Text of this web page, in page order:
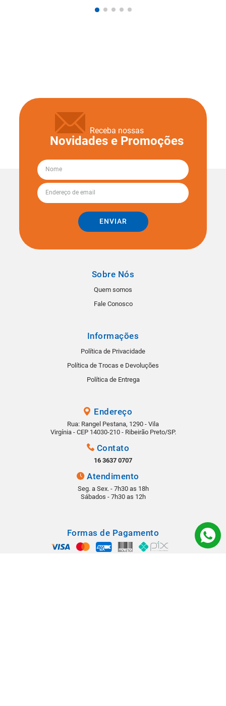
Receba nossas
Novidades e Promoções
ENVIAR
Sobre Nós
Quem somos
Fale Conosco
Informações
Política de Privacidade
Política de Trocas e Devoluções
Política de Entrega
Endereço
Rua: Rangel Pestana, 1290 - Vila
Virgínia - CEP 14030-210 - Ribeirão Preto/SP.
Contato
16 3637 0707
Atendimento
Seg. a Sex. - 7h30 as 18h
Sábados - 7h30 as 12h
Formas de Pagamento